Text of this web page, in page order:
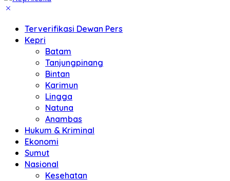
Terverifikasi Dewan Pers
Kepri
Batam
Tanjungpinang
Bintan
Karimun
Lingga
Natuna
Anambas
Hukum & Kriminal
Ekonomi
Sumut
Nasional
Kesehatan